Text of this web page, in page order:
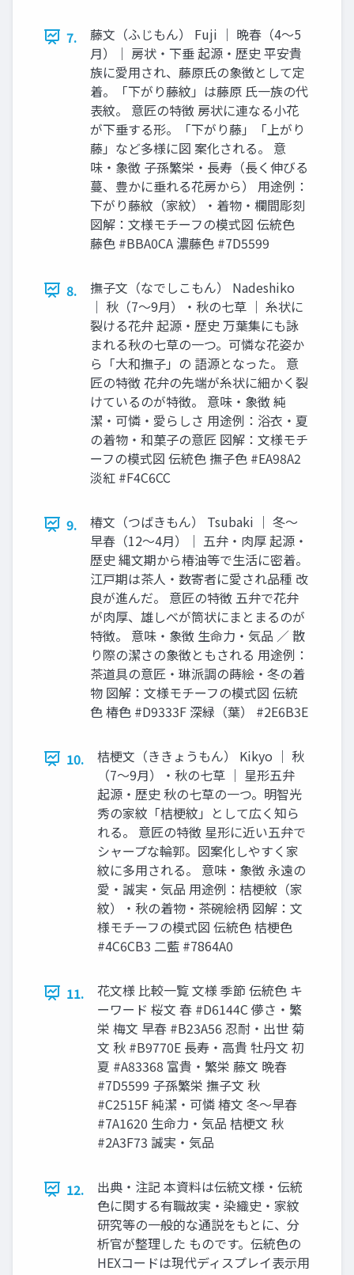
7.
藤文（ふじもん） Fuji ｜ 晩春（4〜5
月）｜ 房状・下垂 起源・歴史 平安貴
族に愛用され、藤原氏の象徴として定
着。「下がり藤紋」は藤原 氏一族の代
表紋。 意匠の特徴 房状に連なる小花
が下垂する形。「下がり藤」「上がり
藤」など多様に図 案化される。 意
味・象徴 子孫繁栄・長寿（長く伸びる
蔓、豊かに垂れる花房から） 用途例：
下がり藤紋（家紋）・着物・欄間彫刻
図解：文様モチーフの模式図 伝統色
藤色 #BBA0CA 濃藤色 #7D5599
8.
撫子文（なでしこもん） Nadeshiko
｜ 秋（7〜9月）・秋の七草 ｜ 糸状に
裂ける花弁 起源・歴史 万葉集にも詠
まれる秋の七草の一つ。可憐な花姿か
ら「大和撫子」の 語源となった。 意
匠の特徴 花弁の先端が糸状に細かく裂
けているのが特徴。 意味・象徴 純
潔・可憐・愛らしさ 用途例：浴衣・夏
の着物・和菓子の意匠 図解：文様モチ
ーフの模式図 伝統色 撫子色 #EA98A2
淡紅 #F4C6CC
9.
椿文（つばきもん） Tsubaki ｜ 冬〜
早春（12〜4月）｜ 五弁・肉厚 起源・
歴史 縄文期から椿油等で生活に密着。
江戸期は茶人・数寄者に愛され品種 改
良が進んだ。 意匠の特徴 五弁で花弁
が肉厚、雄しべが筒状にまとまるのが
特徴。 意味・象徴 生命力・気品 ／ 散
り際の潔さの象徴ともされる 用途例：
茶道具の意匠・琳派調の蒔絵・冬の着
物 図解：文様モチーフの模式図 伝統
色 椿色 #D9333F 深緑（葉） #2E6B3E
10.
桔梗文（ききょうもん） Kikyo ｜ 秋
（7〜9月）・秋の七草 ｜ 星形五弁
起源・歴史 秋の七草の一つ。明智光
秀の家紋「桔梗紋」として広く知ら
れる。 意匠の特徴 星形に近い五弁で
シャープな輪郭。図案化しやすく家
紋に多用される。 意味・象徴 永遠の
愛・誠実・気品 用途例：桔梗紋（家
紋）・秋の着物・茶碗絵柄 図解：文
様モチーフの模式図 伝統色 桔梗色
#4C6CB3 二藍 #7864A0
11.
花文様 比較一覧 文様 季節 伝統色 キ
ーワード 桜文 春 #D6144C 儚さ・繁
栄 梅文 早春 #B23A56 忍耐・出世 菊
文 秋 #B9770E 長寿・高貴 牡丹文 初
夏 #A83368 富貴・繁栄 藤文 晩春
#7D5599 子孫繁栄 撫子文 秋
#C2515F 純潔・可憐 椿文 冬〜早春
#7A1620 生命力・気品 桔梗文 秋
#2A3F73 誠実・気品
12.
出典・注記 本資料は伝統文様・伝統
色に関する有職故実・染織史・家紋
研究等の一般的な通説をもとに、分
析官が整理した ものです。伝統色の
HEXコードは現代ディスプレイ表示用